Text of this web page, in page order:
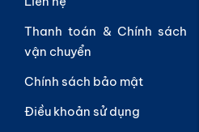
Vietnam Airlines Đà Nẵng
thác với tần suất cao, thời
vụ cực kỳ chất lượng. Điều
thuận tiện cho hành khách,
lịch cao điểm hoặc cần di
các trung tâm kinh tế lớn
Thanh toán & Chính sách
vận chuyển
Chính sách bảo mật
Điều khoản sử dụng